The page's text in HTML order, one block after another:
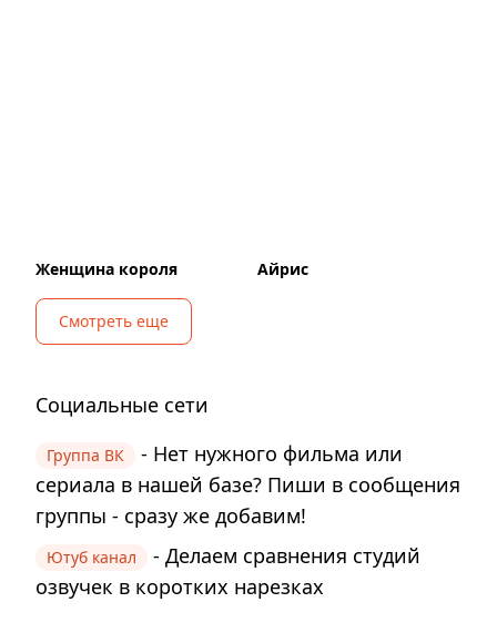
Женщина короля Айрис
Смотреть еще
Социальные сети
Группа ВК
- Нет нужного фильма или
сериала в нашей базе? Пиши в сообщения
группы - сразу же добавим!
Ютуб канал
- Делаем сравнения студий
озвучек в коротких нарезках